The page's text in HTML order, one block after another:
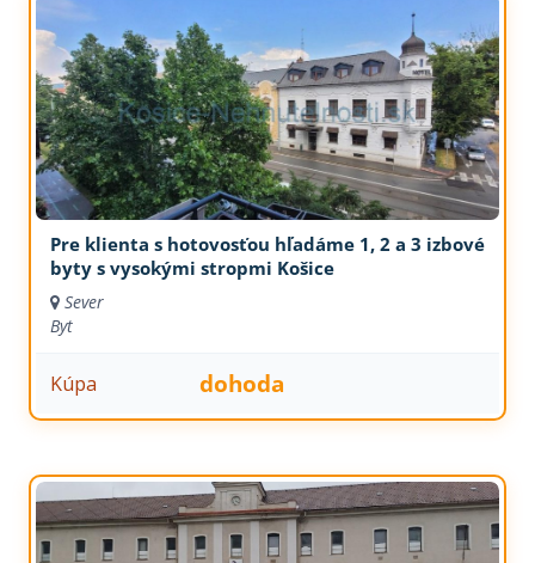
Pre klienta s hotovosťou hľadáme 1, 2 a 3 izbové
byty s vysokými stropmi Košice
Sever
Byt
Kúpa dohoda